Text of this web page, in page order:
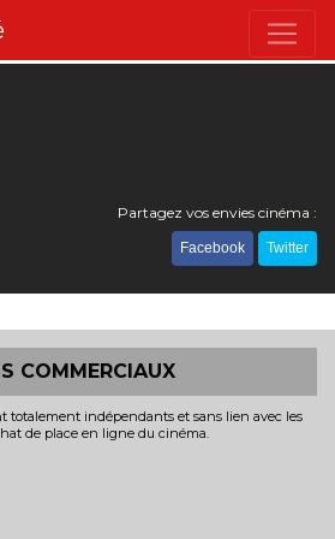
Partagez vos envies cinéma :
Facebook Twitter
COMMERCIAUX
totalement indépendants et sans lien avec les
de place en ligne du cinéma.